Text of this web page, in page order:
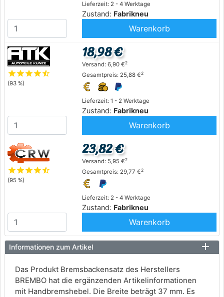
Lieferzeit: 2 - 4 Werktage
Zustand: Fabrikneu
Warenkorb
starstarstarstarstar_half
(93 %)
Lieferzeit: 1 - 2 Werktage
Zustand: Fabrikneu
18,98 €
Versand: 6,90 €2
Gesamtpreis: 25,88 €2
Warenkorb
starstarstarstarstar_half
(95 %)
Lieferzeit: 2 - 4 Werktage
Zustand: Fabrikneu
23,82 €
Versand: 5,95 €2
Gesamtpreis: 29,77 €2
Warenkorb
Informationen zum Artikel
Das Produkt Bremsbackensatz des Herstellers
BREMBO hat die ergänzenden Artikelinformationen
mit Handbremshebel. Die Breite beträgt 37 mm. Es